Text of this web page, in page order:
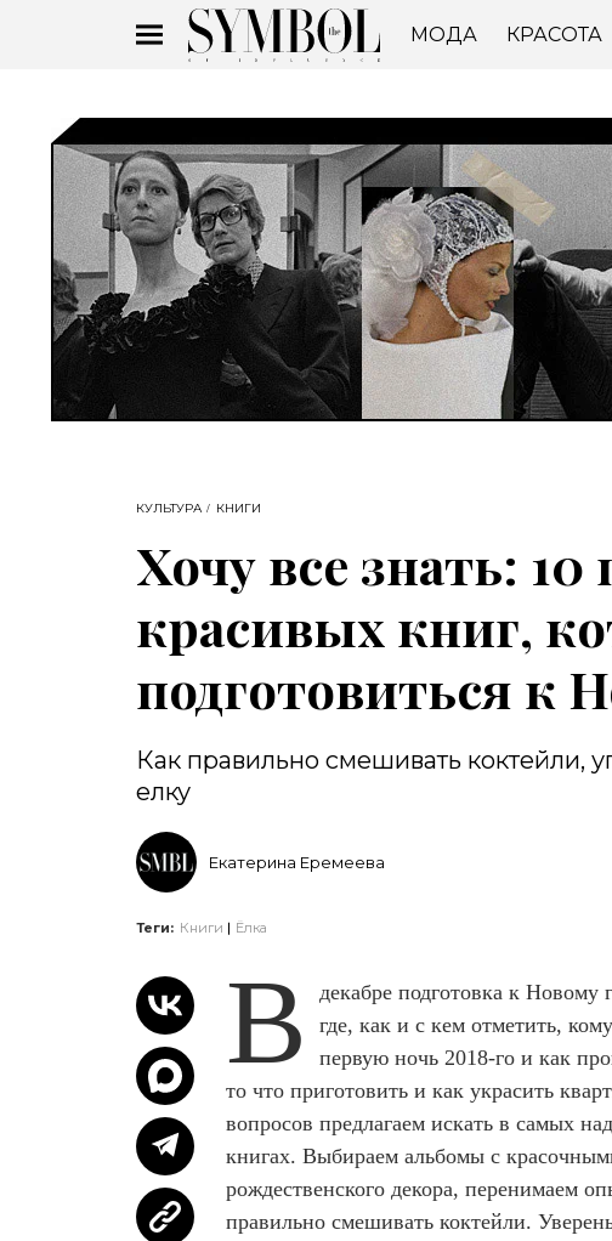
МОДА КРАСОТА
КУЛЬТУРА КНИГИ
Хочу все знать:
красивых книг,
подготовиться к
Как правильно смешивать коктейли,
елку
Екатерина Еремеева
Теги: Книги Ёлка
В
декабре подготовка к
где, как и с кем отметить,
первую ночь 2018-го и как
то что приготовить и как украсить
вопросов предлагаем искать в самых
книгах. Выбираем альбомы с
рождественского декора, перенимаем
правильно смешивать коктейли.